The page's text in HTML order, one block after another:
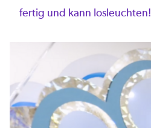
fertig und kann losleuchten!